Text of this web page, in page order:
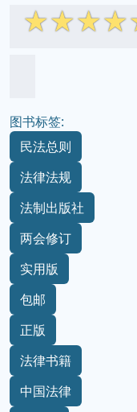
☆☆☆☆
图书标签:
民法总则
法律法规
法制出版社
两会修订
实用版
包邮
正版
法律书籍
中国法律